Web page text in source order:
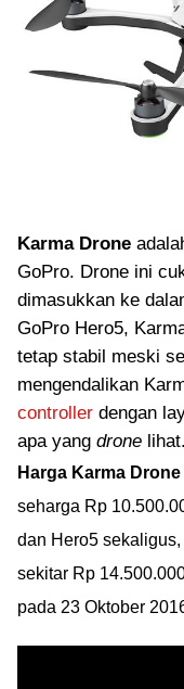
Karma Drone
GoPro. Drone ini
dimasukkan ke
GoPro Hero5,
tetap stabil meski
mengendalikan
controller dengan
apa yang drone lihat.
Harga Karma
seharga Rp
dan Hero5
sekitar Rp
pada 23 Oktober